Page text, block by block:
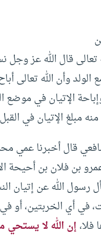
تعالى قال الله عز
وأن الله تعالى
الإتيان في
مبلغ الإتيان في
قال أخبرنا
بن فلان بن أحيحة
الله عن إتيان
أي الخربتين، أو
إن الله لا يستحي